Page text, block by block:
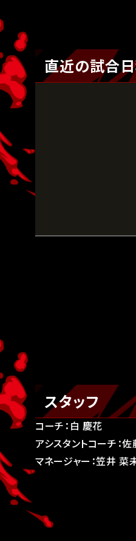
直近の試合
スタッフ
コーチ：白 慶花
アシスタントコーチ：
マネージャー：笠井 菜